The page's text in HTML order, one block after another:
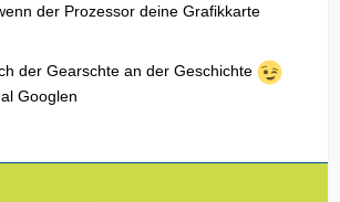
der Prozessor deine Grafikkarte
der Gearschte an der Geschichte
Googlen